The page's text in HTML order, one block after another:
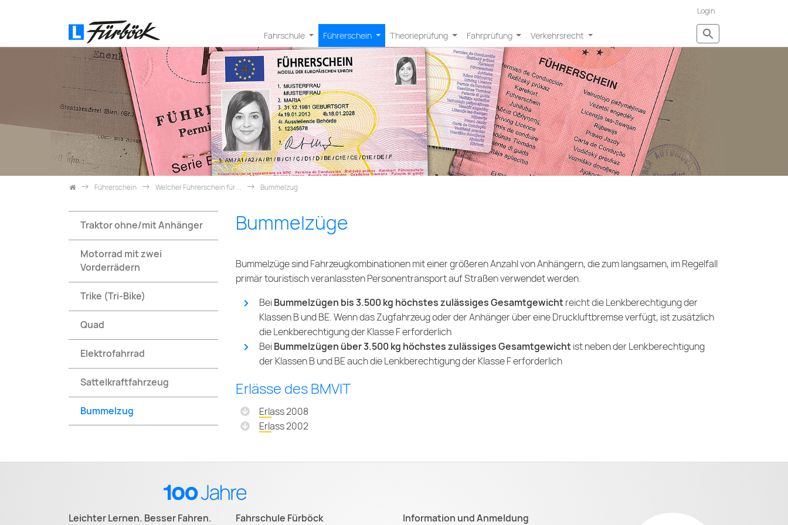
Zum Inhalt springen
Login
Fahrschule Führerschein Theorieprüfung Fahrprüfung Verkehrsrecht
Führerschein Welcher Führerschein für ... Bummelzug
Bummelzüge
Bummelzüge sind Fahrzeugkombinationen mit einer größeren Anzahl von Anhängern, die zum langsamen, im Regelfall
primär touristisch veranlassten Personentransport auf Straßen verwendet werden.
BeiBummelzügen bis 3.500 kg höchstes zulässiges Gesamtgewicht reicht die Lenkberechtigung der
Klassen B und BE. Wenn das Zugfahrzeug oder der Anhänger über eine Druckluftbremse verfügt, ist zusätzlich
die Lenkberechtigung der Klasse F erforderlich
BeiBummelzügen über 3.500 kg höchstes zulässiges Gesamtgewicht ist neben der Lenkberechtigung
der Klassen B und BE auch die Lenkberechtigung der Klasse F erforderlich
Erlässe des BMVIT
Erlass 2008
Erlass 2002
Traktor ohne/mit Anhänger
Motorrad mit zwei
Vorderrädern
Trike (Tri-Bike)
Quad
Elektrofahrrad
Sattelkraftfahrzeug
Bummelzug
Leichter Lernen. Besser Fahren. Fahrschule Fürböck Information und Anmeldung